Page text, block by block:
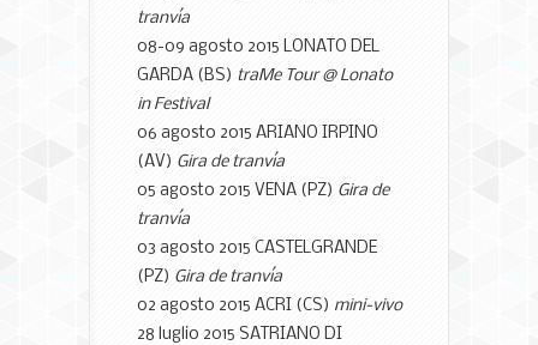
tranvía
08-09 agosto 2015 LONATO DEL
GARDA (BS) traMe Tour @ Lonato
in Festival
06 agosto 2015 ARIANO IRPINO
(AV) Gira de tranvía
05 agosto 2015 VENA (PZ) Gira de
tranvía
03 agosto 2015 CASTELGRANDE
(PZ) Gira de tranvía
02 agosto 2015 ACRI (CS) mini-vivo
28 luglio 2015 SATRIANO DI